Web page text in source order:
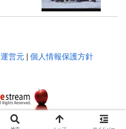
運営元 個人情報保護方針